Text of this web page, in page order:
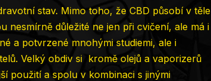
stav. Mimo toho, že CBD působí v těle
nesmírně důležité ne jen při cvičení, ale má i
a potvrzené mnohými studiemi, ale i
Velký obdiv si kromě olejů a vaporizerů
použití a spolu v kombinaci s jinými